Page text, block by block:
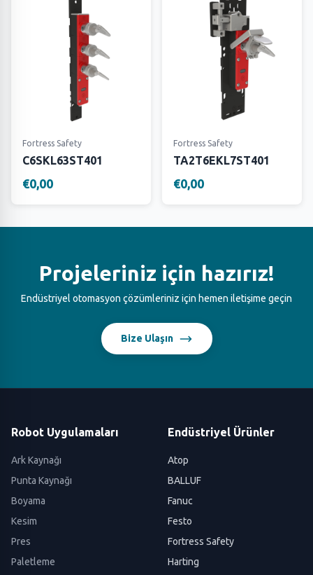
Fortress Safety
C6SKL63ST401
€0,00
Fortress Safety
TA2T6EKL7ST401
€0,00
Projeleriniz için hazırız!
Endüstriyel otomasyon çözümleriniz için hemen iletişime geçin
Bize Ulaşın
Robot Uygulamaları
Ark Kaynağı
Punta Kaynağı
Boyama
Kesim
Pres
Paletleme
Endüstriyel Ürünler
Atop
BALLUF
Fanuc
Festo
Fortress Safety
Harting